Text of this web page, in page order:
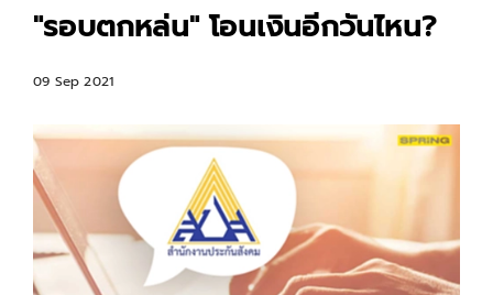
"รอบตกหล่น" โอนเงินอีกวันไหน?
09 Sep 2021